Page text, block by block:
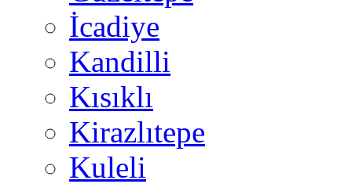
İcadiye
Kandilli
Kısıklı
Kirazlıtepe
Kuleli